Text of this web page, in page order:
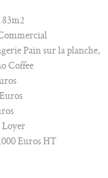
83m2
Pain sur la planche,
Coffee
Loyer
Euros HT